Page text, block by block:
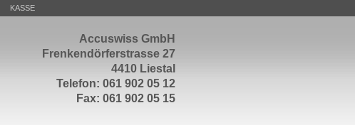
Accuswiss GmbH
Frenkendörferstrasse 27
4410 Liestal
Telefon: 061 902 05 12
Fax: 061 902 05 15
KASSE